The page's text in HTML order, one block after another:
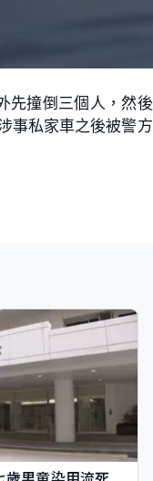
先撞倒三個人，然後
事私家車之後被警方